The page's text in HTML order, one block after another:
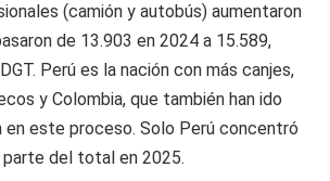
(camión y autobús) aumentaron
de 13.903 en 2024 a 15.589,
Perú es la nación con más canjes,
y Colombia, que también han ido
en este proceso. Solo Perú concentró
parte del total en 2025.